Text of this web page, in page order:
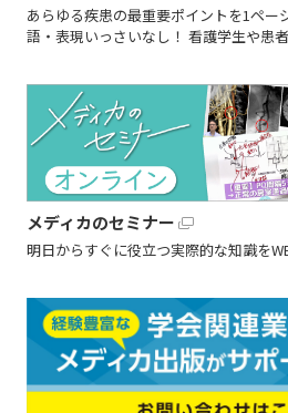
あらゆる疾患の最重要ポイントを1ペー
語・表現いっさいなし！ 看護学生や患
メディカのセミナー
明日からすぐに役立つ実際的な知識を